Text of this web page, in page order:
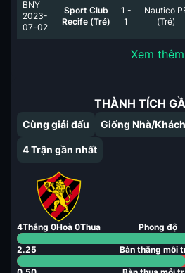
BNY
2023-
07-02
Sport Club
Recife (Trẻ)
1 -
1
Nautico
(Trẻ)
Xem thêm
THÀNH TÍCH
Cùng giải đấu Giống Nhà/Khách
4Trận gần nhất
4Thắng 0Hoà 0Thua Phong độ
2.25 Bàn thắng mỗi